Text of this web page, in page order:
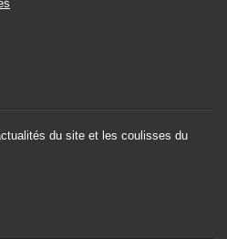
du site et les coulisses du